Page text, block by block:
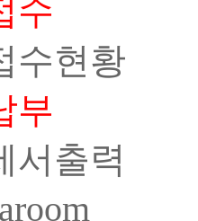
수
수현황
부
서출력